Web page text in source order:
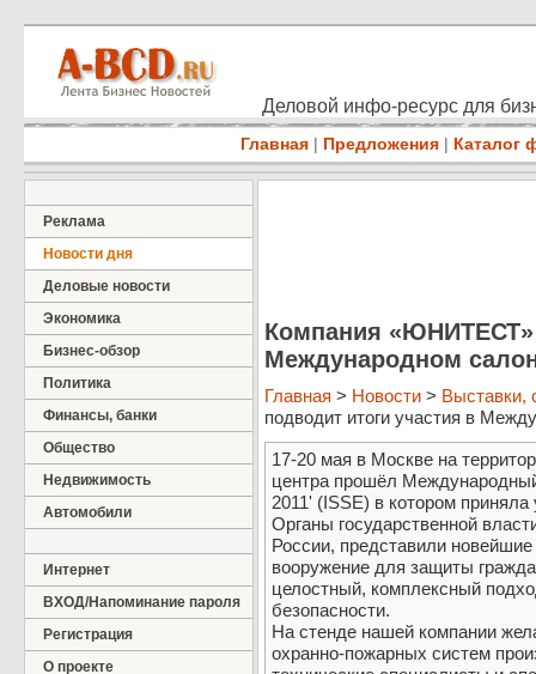
Деловой инфо-ресурс для
Главная | Предложения | Каталог
Реклама
Новости дня
Деловые новости
Экономика
Бизнес-обзор
Политика
Финансы, банки
Общество
Недвижимость
Автомобили
Интернет
ВХОД/Напоминание пароля
Регистрация
О проекте
Компания «ЮНИТЕСТ»
Международном
Главная > Новости > Выставки,
подводит итоги участия в
17-20 мая в Москве на
центра прошёл
2011' (ISSE) в котором
Органы государственной
России, представили
вооружение для защиты
целостный, комплексный
безопасности.
На стенде нашей компании
охранно-пожарных систем